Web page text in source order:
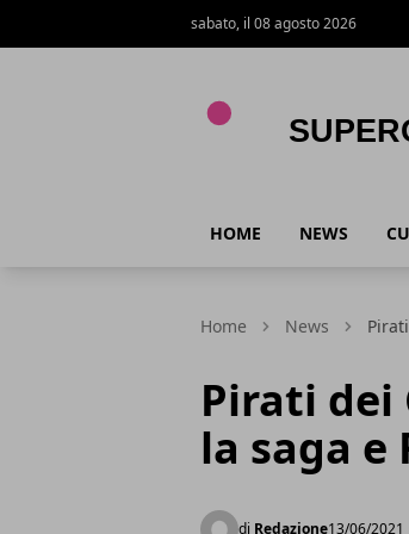
sabato, il 08 agosto 2026
HOME NEWS
Home News
Pirati dei
la saga e
di Redazione13/06/2021